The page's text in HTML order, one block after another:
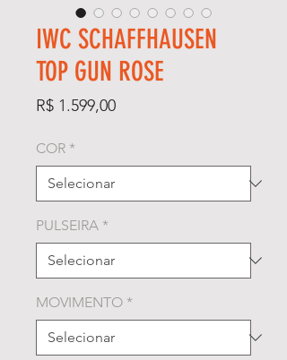
IWC SCHAFFHAUSEN
TOP GUN ROSE
R$ 1.599,00Preço
COR *
PULSEIRA *
MOVIMENTO *